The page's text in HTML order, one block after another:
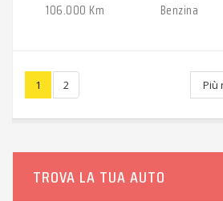
106.000 Km Benzina
1 2 Più
TROVA LA TUA AUTO